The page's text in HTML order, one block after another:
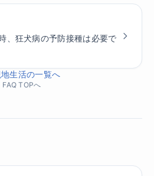
、狂犬病の予防接種は必要で
生活の一覧へ
FAQ TOPへ